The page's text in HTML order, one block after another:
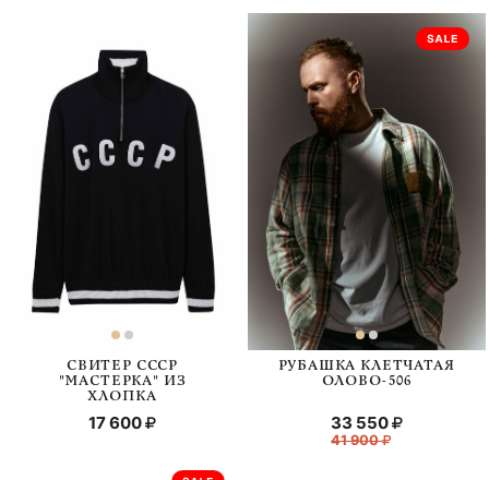
СВИТЕР СССР
"МАСТЕРКА" ИЗ
ХЛОПКА
17 600
РУБАШКА КЛЕТЧАТАЯ
ОЛОВО-506
41 900
33 550